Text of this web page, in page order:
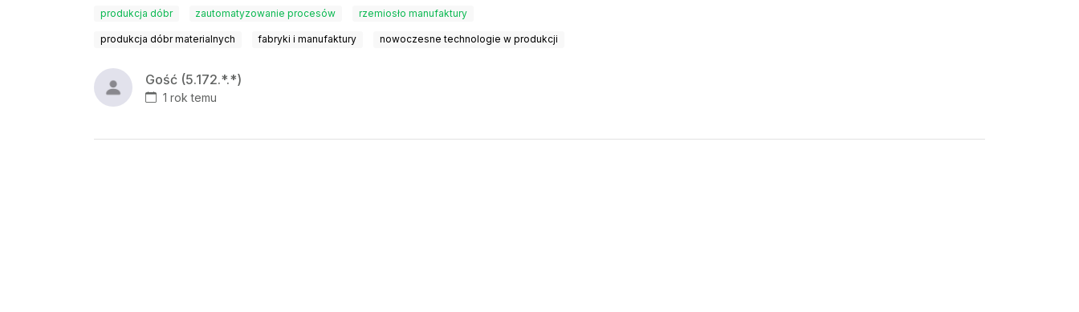
produkcja dóbr zautomatyzowanie procesów rzemiosło manufaktury
produkcja dóbr materialnych fabryki i manufaktury nowoczesne technologie w produkcji
Gość (5.172.*.*)
1 rok temu